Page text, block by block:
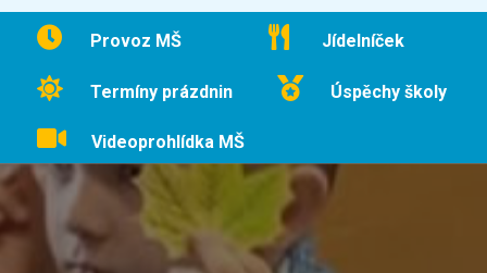
Provoz MŠ Jídelníček
Termíny prázdnin Úspěchy školy
Videoprohlídka MŠ